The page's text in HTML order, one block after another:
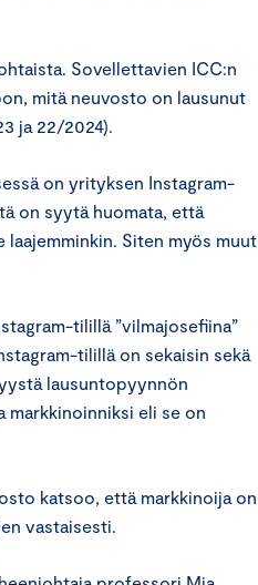
Sovellettavien ICC:n
mitä neuvosto on lausunut
ja 22/2024).
on yrityksen Instagram-
on syytä huomata, että
Siten myös muut
tilillä ”vilmajosefiina”
tilillä on sekaisin sekä
lausuntopyynnön
markkinoinniksi eli se on
katsoo, että markkinoija on
vastaisesti.